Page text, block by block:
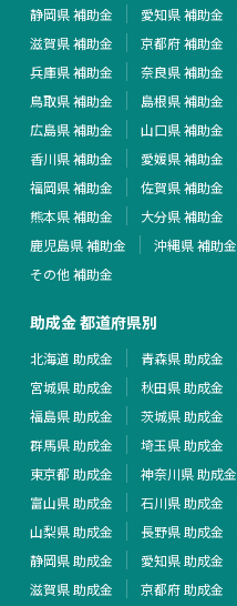
静岡県 補助金
愛知県 補助金
滋賀県 補助金
京都府 補助金
兵庫県 補助金
奈良県 補助金
鳥取県 補助金
島根県 補助金
広島県 補助金
山口県 補助金
香川県 補助金
愛媛県 補助金
福岡県 補助金
佐賀県 補助金
熊本県 補助金
大分県 補助金
鹿児島県 補助金
沖縄県 補助金
その他 補助金
助成金 都道府県別
北海道 助成金 青森県 助成金
宮城県 助成金
秋田県 助成金
福島県 助成金
茨城県 助成金
群馬県 助成金
埼玉県 助成金
東京都 助成金
神奈川県 助成金
富山県 助成金
石川県 助成金
山梨県 助成金
長野県 助成金
静岡県 助成金
愛知県 助成金
滋賀県 助成金
京都府 助成金